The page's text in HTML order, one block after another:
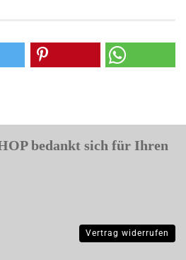
bedankt sich für Ihren
Vertrag widerrufen